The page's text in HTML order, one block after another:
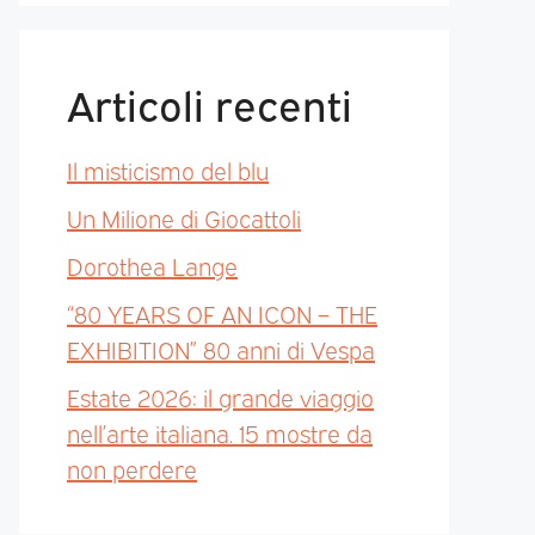
Articoli recenti
Il misticismo del blu
Un Milione di Giocattoli
Dorothea Lange
“80 YEARS OF AN ICON – THE
EXHIBITION” 80 anni di Vespa
Estate 2026: il grande viaggio
nell’arte italiana. 15 mostre da
non perdere